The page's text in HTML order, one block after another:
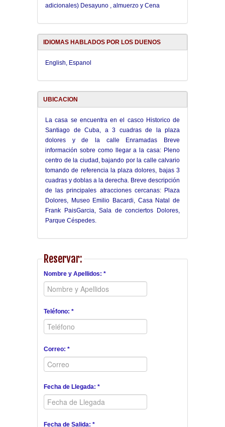
adicionales) Desayuno , almuerzo y Cena
IDIOMAS HABLADOS POR LOS DUENOS
English, Espanol
UBICACION
La casa se encuentra en el casco Historico de
Santiago de Cuba, a 3 cuadras de la plaza
dolores y de la calle Enramadas Breve
información sobre como llegar a la casa: Pleno
centro de la ciudad, bajando por la calle calvario
tomando de referencia la plaza dolores, bajas 3
cuadras y doblas a la derecha. Breve descripción
de las principales atracciones cercanas: Plaza
Dolores, Museo Emilio Bacardi, Casa Natal de
Frank PaisGarcia, Sala de conciertos Dolores,
Parque Céspedes.
Reservar:
Nombre y Apellidos: *
Teléfono: *
Correo: *
Fecha de Llegada: *
Fecha de Salida: *